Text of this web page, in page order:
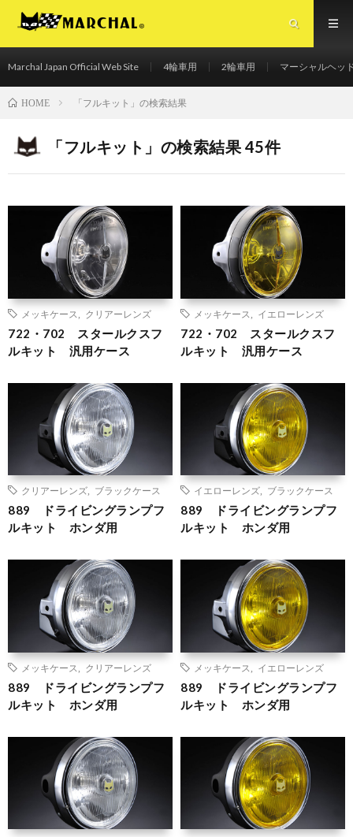
マーシャルジャパンオフィシャルサイト
Marchal Japan Official Web Site 4輪車用 2輪車用 マーシャルヘッ
HOME 「フルキット」の検索結果
「フルキット」の検索結果 45件
メッキケース クリアーレンズ
722・702 スタールクスフ
ルキット 汎用ケース
メッキケース イエローレンズ
722・702 スタールクスフ
ルキット 汎用ケース
クリアーレンズ ブラックケース
889 ドライビングランプフ
ルキット ホンダ用
イエローレンズ ブラックケース
889 ドライビングランプフ
ルキット ホンダ用
メッキケース クリアーレンズ
889 ドライビングランプフ
ルキット ホンダ用
メッキケース イエローレンズ
889 ドライビングランプフ
ルキット ホンダ用